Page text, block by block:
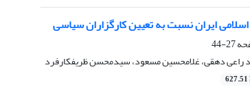
ایران نسبت به تعیین کارگزاران سیاسی
27-44
راعی دهقی، غلامحسین مسعود، سیدمحسن ظریفکارفرد